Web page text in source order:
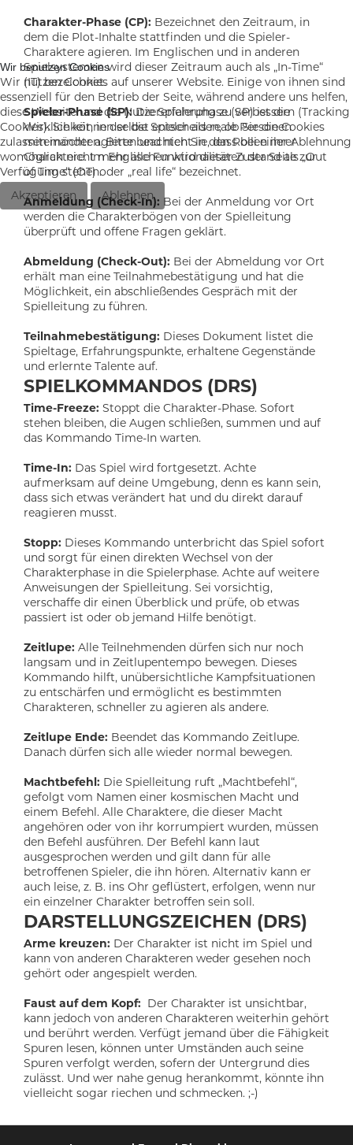
Charakter-Phase (CP): Bezeichnet den Zeitraum, in
dem die Plot-Inhalte stattfinden und die Spieler-
Charaktere agieren. Im Englischen und in anderen
Spielsystemen wird dieser Zeitraum auch als „In-Time“
(IT) bezeichnet.
Spieler-Phase (SP):Die Spielerphase (SP) ist die
Wirklichkeit, in der die Spieler als reale Personen
miteinander agieren und nicht in den Rollen ihrer
Charaktere. Im Englischen wird dieser Zustand als „Out
of Time“ (OT) oder „real life“ bezeichnet.
Anmeldung (Check-In): Bei der Anmeldung vor Ort
werden die Charakterbögen von der Spielleitung
überprüft und offene Fragen geklärt.
Abmeldung (Check-Out): Bei der Abmeldung vor Ort
erhält man eine Teilnahmebestätigung und hat die
Möglichkeit, ein abschließendes Gespräch mit der
Spielleitung zu führen.
Teilnahmebestätigung: Dieses Dokument listet die
Spieltage, Erfahrungspunkte, erhaltene Gegenstände
und erlernte Talente auf.
SPIELKOMMANDOS (DRS)
Time-Freeze: Stoppt die Charakter-Phase. Sofort
stehen bleiben, die Augen schließen, summen und auf
das Kommando Time-In warten.
Time-In: Das Spiel wird fortgesetzt. Achte
aufmerksam auf deine Umgebung, denn es kann sein,
dass sich etwas verändert hat und du direkt darauf
reagieren musst.
Stopp: Dieses Kommando unterbricht das Spiel sofort
und sorgt für einen direkten Wechsel von der
Charakterphase in die Spielerphase. Achte auf weitere
Anweisungen der Spielleitung. Sei vorsichtig,
verschaffe dir einen Überblick und prüfe, ob etwas
passiert ist oder ob jemand Hilfe benötigt.
Zeitlupe: Alle Teilnehmenden dürfen sich nur noch
langsam und in Zeitlupentempo bewegen. Dieses
Kommando hilft, unübersichtliche Kampfsituationen
zu entschärfen und ermöglicht es bestimmten
Charakteren, schneller zu agieren als andere.
Zeitlupe Ende: Beendet das Kommando Zeitlupe.
Danach dürfen sich alle wieder normal bewegen.
Machtbefehl: Die Spielleitung ruft „Machtbefehl“,
gefolgt vom Namen einer kosmischen Macht und
einem Befehl. Alle Charaktere, die dieser Macht
angehören oder von ihr korrumpiert wurden, müssen
den Befehl ausführen. Der Befehl kann laut
ausgesprochen werden und gilt dann für alle
betroffenen Spieler, die ihn hören. Alternativ kann er
auch leise, z. B. ins Ohr geflüstert, erfolgen, wenn nur
ein einzelner Charakter betroffen sein soll.
DARSTELLUNGSZEICHEN (DRS)
Arme kreuzen: Der Charakter ist nicht im Spiel und
kann von anderen Charakteren weder gesehen noch
gehört oder angespielt werden.
Faust auf dem Kopf: Der Charakter ist unsichtbar,
kann jedoch von anderen Charakteren weiterhin gehört
und berührt werden. Verfügt jemand über die Fähigkeit
Spuren lesen, können unter Umständen auch seine
Spuren verfolgt werden, sofern der Untergrund dies
zulässt. Und wer nahe genug herankommt, könnte ihn
vielleicht sogar riechen und schmecken. ;-)
Wir benutzen Cookies
Wir nutzen Cookies auf unserer Website. Einige von ihnen sind
essenziell für den Betrieb der Seite, während andere uns helfen,
diese Website und die Nutzererfahrung zu verbessern (Tracking
Cookies). Sie können selbst entscheiden, ob Sie die Cookies
zulassen möchten. Bitte beachten Sie, dass bei einer Ablehnung
womöglich nicht mehr alle Funktionalitäten der Seite zur
Verfügung stehen.
Akzeptieren
Ablehnen